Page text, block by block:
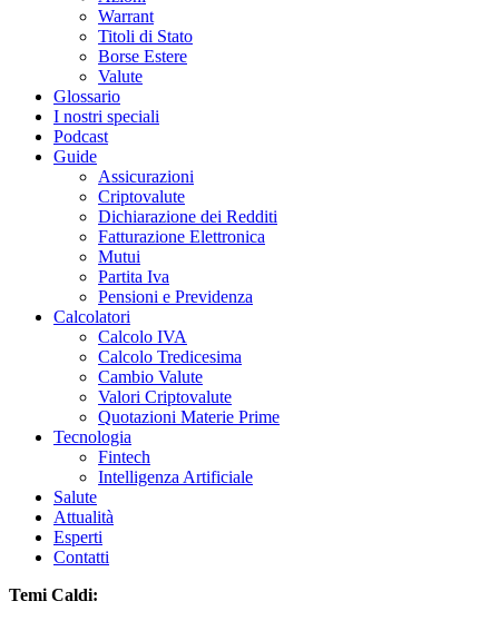
Warrant
Titoli di Stato
Borse Estere
Valute
Glossario
I nostri speciali
Podcast
Guide
Assicurazioni
Criptovalute
Dichiarazione dei Redditi
Fatturazione Elettronica
Mutui
Partita Iva
Pensioni e Previdenza
Calcolatori
Calcolo IVA
Calcolo Tredicesima
Cambio Valute
Valori Criptovalute
Quotazioni Materie Prime
Tecnologia
Fintech
Intelligenza Artificiale
Salute
Attualità
Esperti
Contatti
Temi Caldi: